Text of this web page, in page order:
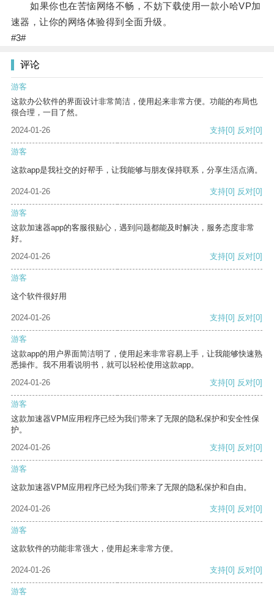
如果你也在苦恼网络不畅，不妨下载使用一款小哈VP加
速器，让你的网络体验得到全面升级。
#3#
评论
游客
这款办公软件的界面设计非常简洁，使用起来非常方便。功能的布局也
很合理，一目了然。
2024-01-26
支持[0] 反对[0]
游客
这款app是我社交的好帮手，让我能够与朋友保持联系，分享生活点滴。
2024-01-26 支持[0] 反对[0]
游客
这款加速器app的客服很贴心，遇到问题都能及时解决，服务态度非常
好。
2024-01-26
支持[0] 反对[0]
游客
这个软件很好用
2024-01-26 支持[0] 反对[0]
游客
这款app的用户界面简洁明了，使用起来非常容易上手，让我能够快速熟
悉操作。我不用看说明书，就可以轻松使用这款app。
2024-01-26
支持[0] 反对[0]
游客
这款加速器VPM应用程序已经为我们带来了无限的隐私保护和安全性保
护。
2024-01-26
支持[0] 反对[0]
游客
这款加速器VPM应用程序已经为我们带来了无限的隐私保护和自由。
2024-01-26 支持[0] 反对[0]
游客
这款软件的功能非常强大，使用起来非常方便。
2024-01-26 支持[0] 反对[0]
游客